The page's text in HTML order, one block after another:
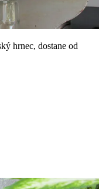
hrnec, dostane od